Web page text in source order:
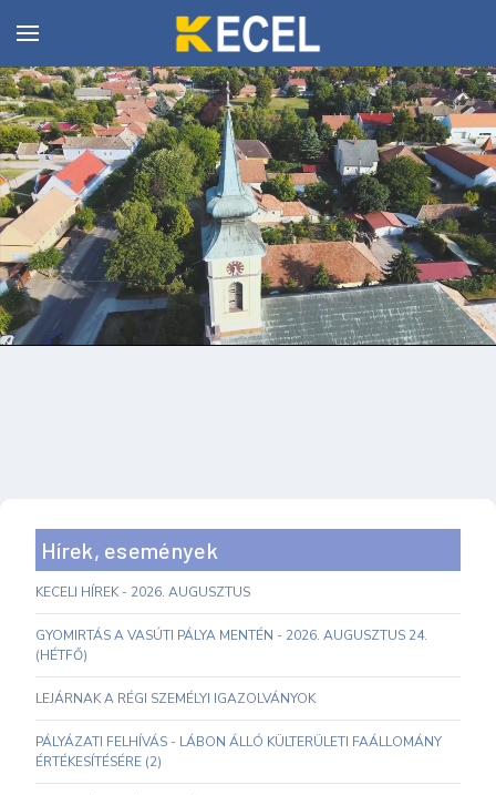
Hírek, események
KECELI HÍREK - 2026. AUGUSZTUS
GYOMIRTÁS A VASÚTI PÁLYA MENTÉN - 2026. AUGUSZTUS 24.
(HÉTFŐ)
LEJÁRNAK A RÉGI SZEMÉLYI IGAZOLVÁNYOK
PÁLYÁZATI FELHÍVÁS - LÁBON ÁLLÓ KÜLTERÜLETI FAÁLLOMÁNY
ÉRTÉKESÍTÉSÉRE (2)